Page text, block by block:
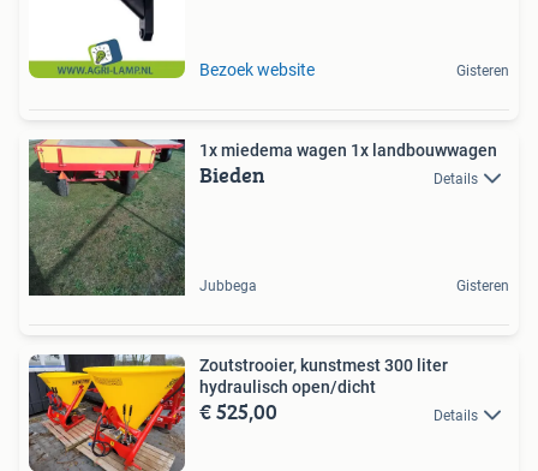
Bezoek website Gisteren
1x miedema wagen 1x landbouwwagen
Bieden Details
Jubbega Gisteren
Zoutstrooier, kunstmest 300 liter
hydraulisch open/dicht
€ 525,00 Details